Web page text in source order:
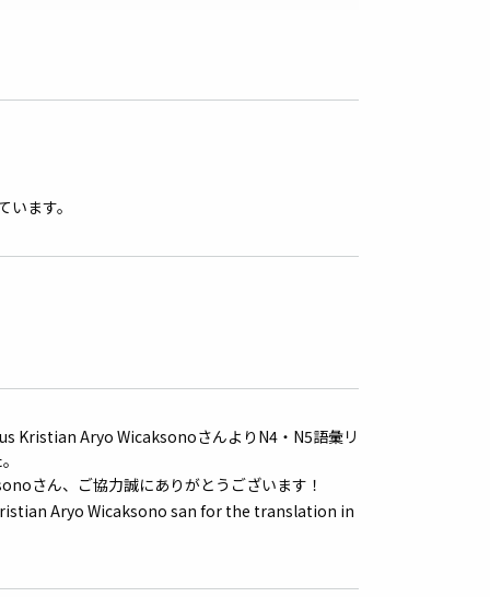
ます。
Kristian Aryo WicaksonoさんよりN4・N5語彙リ
さん、ご協力誠にありがとうございます！
Aryo Wicaksono san for the translation in